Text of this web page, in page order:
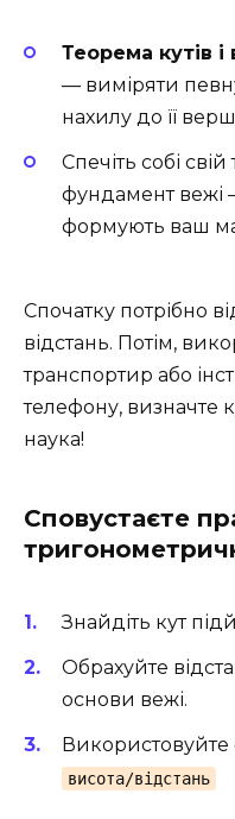
Теорема кутів і
— виміряти певну
нахилу до її
Спечіть собі
фундамент вежі
формують ваш
Спочатку потрібно
відстань. Потім,
транспортир або
телефону, визначте
наука!
Сповустаєте
Знайдіть кут
Обрахуйте
основи вежі.
Використовуйте
висота/відстань